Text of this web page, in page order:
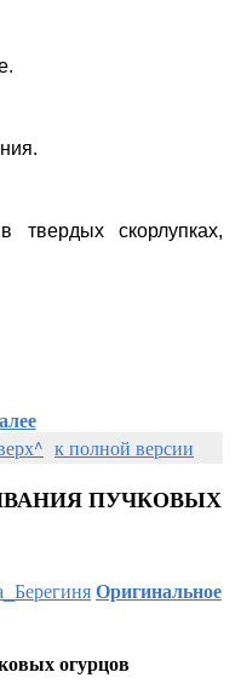
скорлупках,
к полной версии
ПУЧКОВЫХ
Оригинальное
огурцов